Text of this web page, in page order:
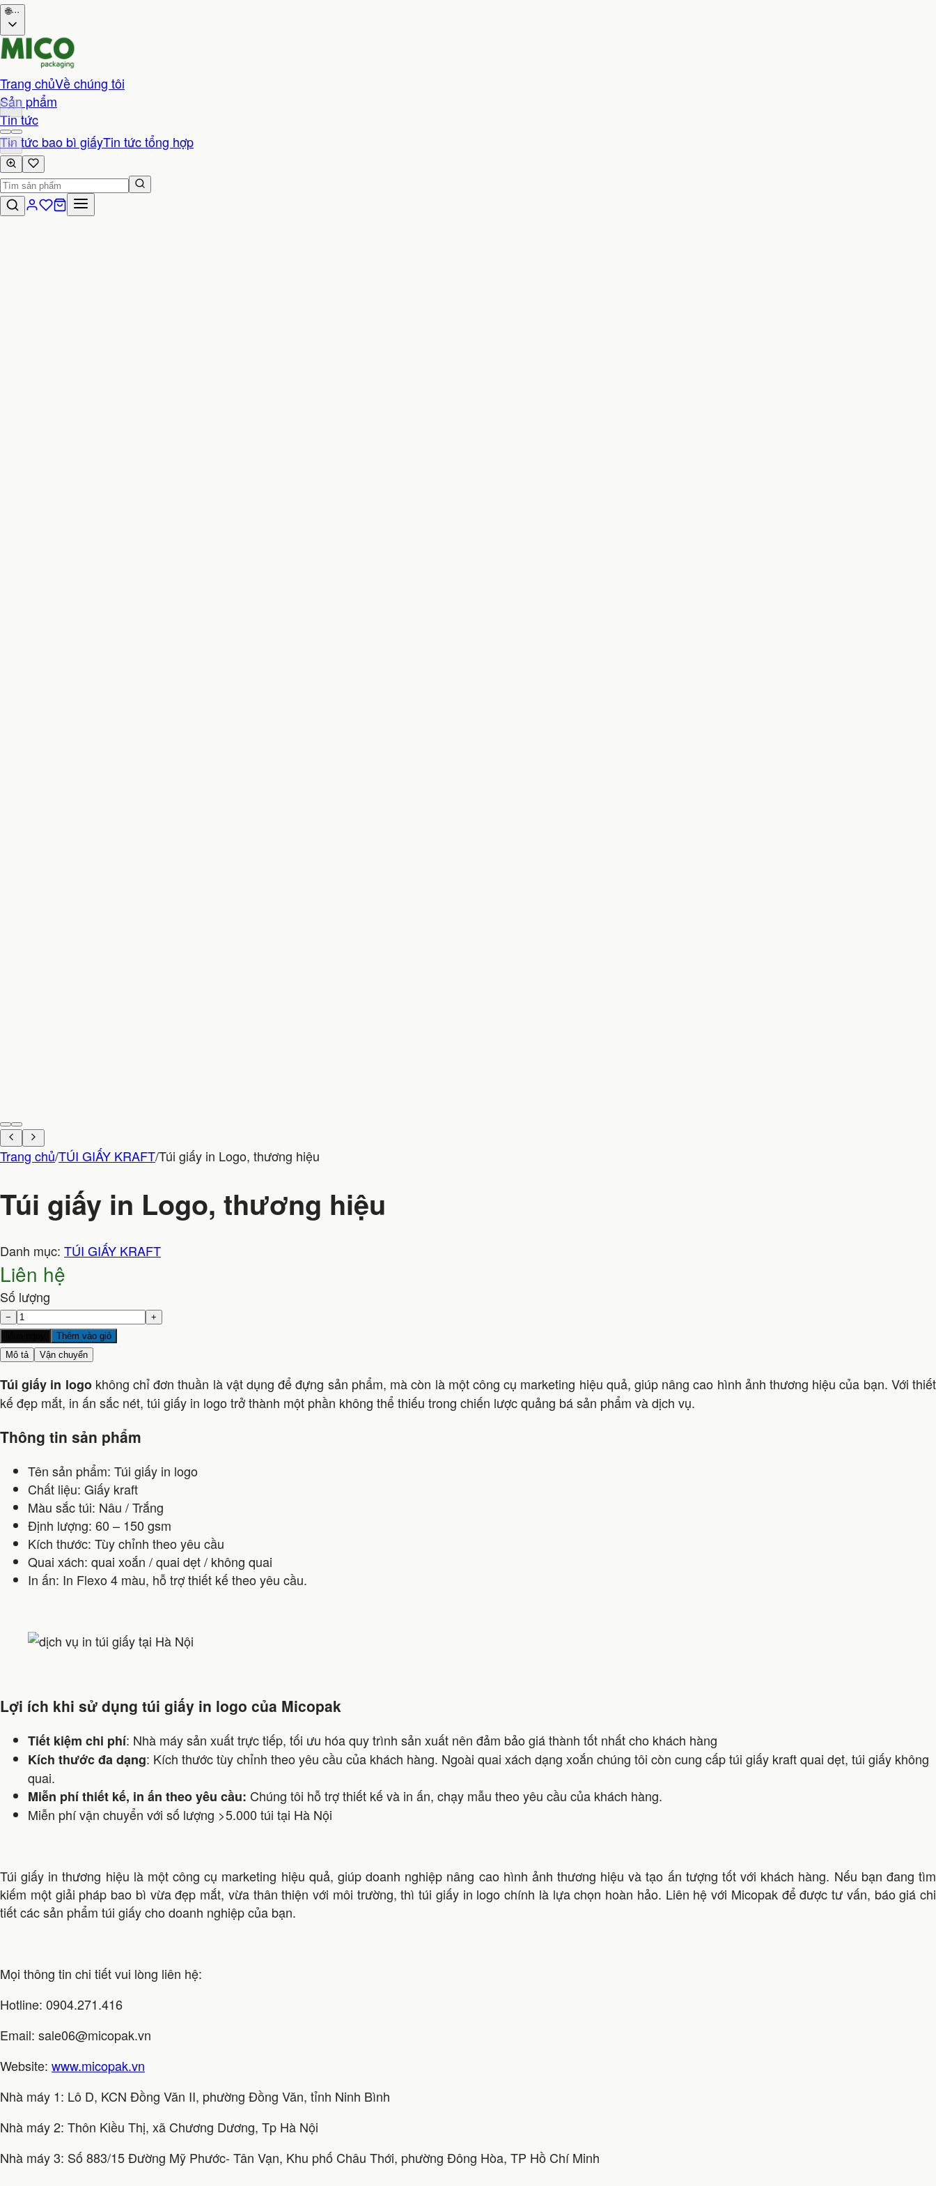
🌐···
Trang chủVề chúng tôi
Sản phẩm
Tin tức
Tin tức bao bì giấyTin tức tổng hợp
Liên hệ
Trang chủ/TÚI GIẤY KRAFT/Túi giấy in Logo, thương hiệu
Túi giấy in Logo, thương hiệu
Danh mục: TÚI GIẤY KRAFT
Liên hệ
Số lượng
−
+
Thêm vào giỏ
Mô tả
Vận chuyển
Túi giấy in logokhông chỉ đơn thuần là vật dụng để đựng sản phẩm, mà còn là một công cụ marketing hiệu quả, giúp nâng cao hình ảnh thương hiệu của bạn. Với thiết
kế đẹp mắt, in ấn sắc nét, túi giấy in logo trở thành một phần không thể thiếu trong chiến lược quảng bá sản phẩm và dịch vụ.
Thông tin sản phẩm
Tên sản phẩm: Túi giấy in logo
Chất liệu: Giấy kraft
Màu sắc túi: Nâu / Trắng
Định lượng: 60 – 150 gsm
Kích thước: Tùy chỉnh theo yêu cầu
Quai xách: quai xoắn / quai dẹt / không quai
In ấn: In Flexo 4 màu, hỗ trợ thiết kế theo yêu cầu.
Lợi ích khi sử dụng túi giấy in logo của Micopak
Tiết kiệm chi phí: Nhà máy sản xuất trực tiếp, tối ưu hóa quy trình sản xuất nên đảm bảo giá thành tốt nhất cho khách hàng
Kích thước đa dạng: Kích thước tùy chỉnh theo yêu cầu của khách hàng. Ngoài quai xách dạng xoắn chúng tôi còn cung cấp túi giấy kraft quai dẹt, túi giấy không
quai.
Miễn phí thiết kế, in ấn theo yêu cầu: Chúng tôi hỗ trợ thiết kế và in ấn, chạy mẫu theo yêu cầu của khách hàng.
Miễn phí vận chuyển với số lượng >5.000 túi tại Hà Nội
Túi giấy in thương hiệu là một công cụ marketing hiệu quả, giúp doanh nghiệp nâng cao hình ảnh thương hiệu và tạo ấn tượng tốt với khách hàng. Nếu bạn đang tìm
kiếm một giải pháp bao bì vừa đẹp mắt, vừa thân thiện với môi trường, thì túi giấy in logo chính là lựa chọn hoàn hảo. Liên hệ với Micopak để được tư vấn, báo giá chi
tiết các sản phẩm túi giấy cho doanh nghiệp của bạn.
Mọi thông tin chi tiết vui lòng liên hệ:
Hotline: 0904.271.416
Email: sale06@micopak.vn
Website: www.micopak.vn
Nhà máy 1: Lô D, KCN Đồng Văn II, phường Đồng Văn, tỉnh Ninh Bình
Nhà máy 2: Thôn Kiều Thị, xã Chương Dương, Tp Hà Nội
Nhà máy 3: Số 883/15 Đường Mỹ Phước- Tân Vạn, Khu phố Châu Thới, phường Đông Hòa, TP Hồ Chí Minh